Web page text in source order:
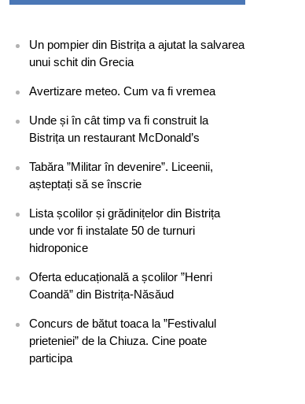
Un pompier din Bistrița a ajutat la salvarea
unui schit din Grecia
Avertizare meteo. Cum va fi vremea
Unde și în cât timp va fi construit la
Bistrița un restaurant McDonald’s
Tabăra ”Militar în devenire”. Liceenii,
așteptați să se înscrie
Lista școlilor și grădinițelor din Bistrița
unde vor fi instalate 50 de turnuri
hidroponice
Oferta educațională a școlilor ”Henri
Coandă” din Bistrița-Năsăud
Concurs de bătut toaca la ”Festivalul
prieteniei” de la Chiuza. Cine poate
participa